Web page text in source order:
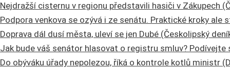
Nejdražší cisternu v regionu představili hasiči v Zákupech
Podpora venkova se ozývá i ze senátu. Praktické kroky
Doprava dál dusí města, uleví se jen Dubé (Českolipský
Jak bude váš senátor hlasovat o registru smluv? Podívejte
Do obýváku úřady nepolezou, říká o kontrole kotlů ministr